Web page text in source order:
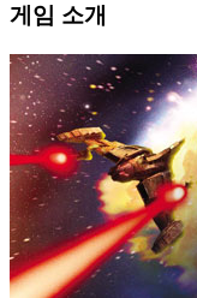
게임 소개